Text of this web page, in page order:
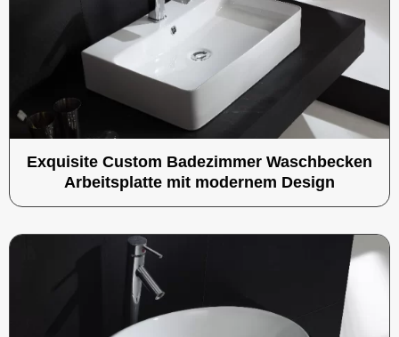
Exquisite Custom Badezimmer Waschbecken
Arbeitsplatte mit modernem Design